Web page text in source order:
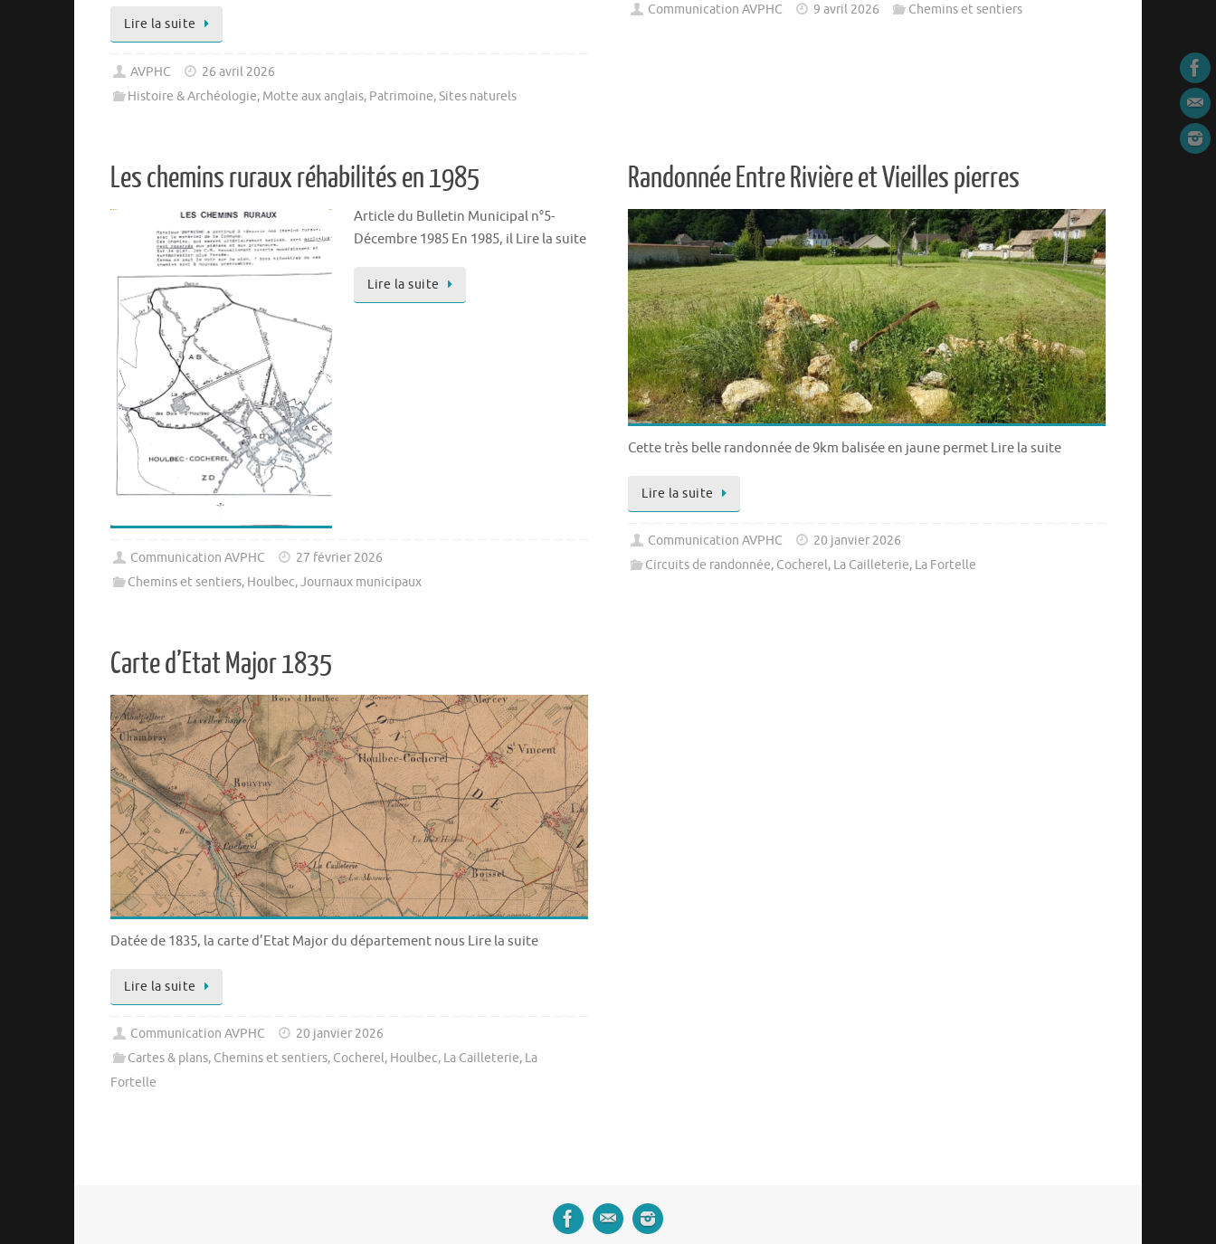
Lire la suite
AVPHC
26 avril 2026
Histoire & Archéologie, Motte aux anglais, Patrimoine,Sites naturels
Communication AVPHC 9 avril 2026 Chemins et sentiers
Les chemins ruraux réhabilités en 1985
Article du Bulletin Municipal n°5-
Décembre 1985 En 1985, il Lire la suite
Lire la suite
Communication AVPHC
27 février 2026
Chemins et sentiers, Houlbec,Journaux municipaux
Randonnée Entre Rivière et Vieilles pierres
Cette très belle randonnée de 9km balisée en jaune permet Lire la suite
Lire la suite
Communication AVPHC
20 janvier 2026
Circuits de randonnée, Cocherel, La Cailleterie, La Fortelle
Carte d’Etat Major 1835
Datée de 1835, la carte d’Etat Major du département nous Lire la suite
Lire la suite
Communication AVPHC
20 janvier 2026
Cartes & plans, Chemins et sentiers, Cocherel, Houlbec, La Cailleterie, La
Fortelle